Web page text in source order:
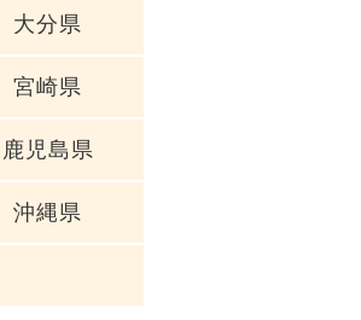
大分県
宮崎県
鹿児島県
沖縄県